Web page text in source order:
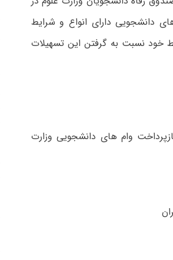
دانشجویی دارای انواع و شرایط
خود نسبت به گرفتن این تسهیلات
وام های دانشجویی وزارت